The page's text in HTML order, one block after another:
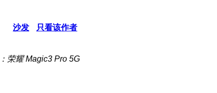
沙发 只看该作者
荣耀 Magic3 Pro 5G